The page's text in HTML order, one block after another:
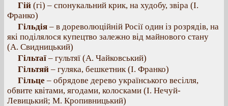
Гій (гі) – спонукальний крик, на худобу, звіра (І.
Франко)
Гільдія – в дореволюційній Росії один із розрядів, на
які поділялося купецтво залежно від майнового стану
(А. Свидницький)
Гільтаї – гультяї (А. Чайковський)
Гільтяй – гуляка, бешкетник (І. Франко)
Гільце – обрядове дерево українського весілля,
обвите квітами, ягодами, колосками (І. Нечуй-
Левицький; М. Кропивницький)